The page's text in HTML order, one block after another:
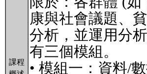
課程
康與社會議題、
分析，並運用分
有三個模組。
• 模組一：資料/